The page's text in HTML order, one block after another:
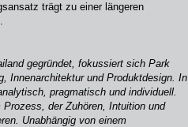
trägt zu einer längeren
gegründet, fokussiert sich Park
Innenarchitektur und Produktdesign. In
pragmatisch und individuell.
der Zuhören, Intuition und
Unabhängig von einem